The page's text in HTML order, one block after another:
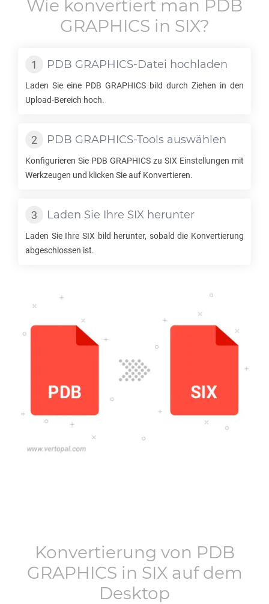
Wie konvertiert man PDB
GRAPHICS in SIX?
PDB GRAPHICS-Datei hochladen
Laden Sie eine PDB GRAPHICS bild durch Ziehen in den
Upload-Bereich hoch.
PDB GRAPHICS-Tools auswählen
Konfigurieren Sie PDB GRAPHICS zu SIX Einstellungen mit
Werkzeugen und klicken Sie auf Konvertieren.
Laden Sie Ihre SIX herunter
Laden Sie Ihre SIX bild herunter, sobald die Konvertierung
abgeschlossen ist.
Konvertierung von PDB
GRAPHICS in SIXauf dem
Desktop